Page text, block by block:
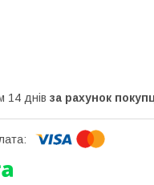
14 днів за рахунок